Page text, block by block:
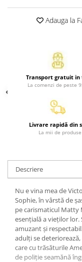
Carti de colorat
Literatura si fictiune
Povesti pentru copii
Povesti si povestiri
Atlase, dictionare si
Dictionare de limba
Enciclopedii
Diete si fitness
Diete si alimentatie
Fitness si frumusete
Diverse
Diverse
Feng Shui
Medicina alternativa
Adauga la
Transport gratuit in
La comenzi de peste
Livrare rapidă din
La mii de produse
Descriere
Nu e vina mea de
Sophie, în vârstă de
pe carismaticul Matty
esențială a vieților
amuzant și
adulți se
care cu trăsăturile
de poliție seamănă